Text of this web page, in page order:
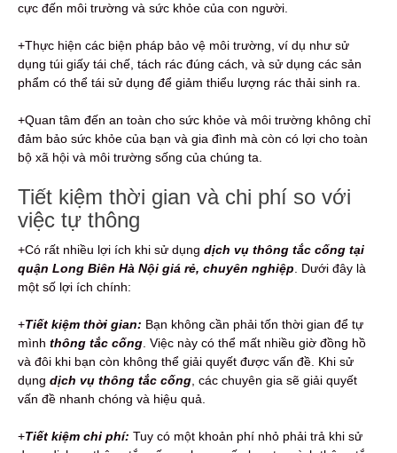
cực đến môi trường và sức khỏe của con người.
+Thực hiện các biện pháp bảo vệ môi trường, ví dụ như sử
dụng túi giấy tái chế, tách rác đúng cách, và sử dụng các sản
phẩm có thể tái sử dụng để giảm thiểu lượng rác thải sinh ra.
+Quan tâm đến an toàn cho sức khỏe và môi trường không chỉ
đảm bảo sức khỏe của bạn và gia đình mà còn có lợi cho toàn
bộ xã hội và môi trường sống của chúng ta.
Tiết kiệm thời gian và chi phí so với
việc tự thông
+Có rất nhiều lợi ích khi sử dụng dịch vụ thông tắc cống tại
quận Long Biên Hà Nội giá rẻ, chuyên nghiệp . Dưới đây là
một số lợi ích chính:
+Tiết kiệm thời gian: Bạn không cần phải tốn thời gian để tự
mình thông tắc cống . Việc này có thể mất nhiều giờ đồng hồ
và đôi khi bạn còn không thể giải quyết được vấn đề. Khi sử
dụng dịch vụ thông tắc cống , các chuyên gia sẽ giải quyết
vấn đề nhanh chóng và hiệu quả.
+Tiết kiệm chi phí: Tuy có một khoản phí nhỏ phải trả khi sử